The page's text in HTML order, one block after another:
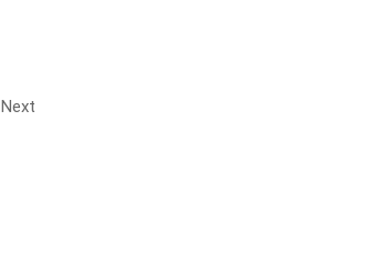
Next